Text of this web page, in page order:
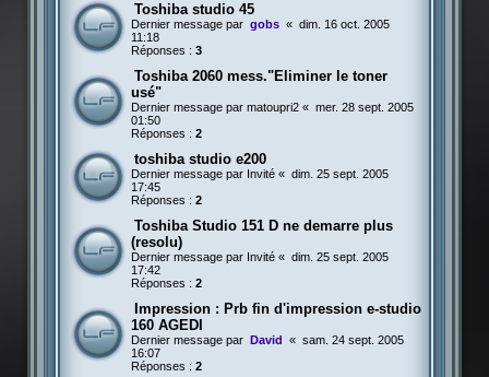
Toshiba studio 45
Dernier message par gobs « dim. 16 oct. 2005
11:18
Réponses : 3
Toshiba 2060 mess."Eliminer le toner
usé"
Dernier message par matoupri2« mer. 28 sept. 2005
01:50
Réponses : 2
toshiba studio e200
Dernier message par Invité« dim. 25 sept. 2005
17:45
Réponses : 2
Toshiba Studio 151 D ne demarre plus
(resolu)
Dernier message par Invité« dim. 25 sept. 2005
17:42
Réponses : 2
Impression : Prb fin d'impression e-studio
160 AGEDI
Dernier message par David « sam. 24 sept. 2005
16:07
Réponses : 2